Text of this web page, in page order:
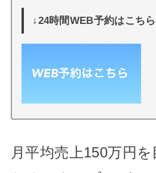
↓24時間WEB予約はこちら
月平均売上150万円